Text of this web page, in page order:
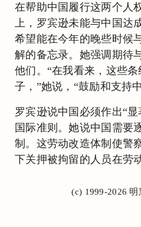
在帮助中国履行这两个人
上，罗宾逊未能与中国达
希望能在今年的晚些时候
解的备忘录。她强调期待
他们。“在我看来，这些
子，”她说，“鼓励和支持
罗宾逊说中国必须作出“
国际准则。她说中国需要
制。这劳动改造体制使警
下关押被拘留的人员在劳
(c) 1999-2026